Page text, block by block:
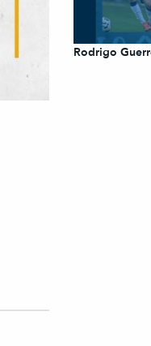
Rodrigo